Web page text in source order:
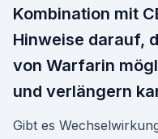
Kombination mit
Hinweise darauf,
von Warfarin
und verlängern
Gibt es